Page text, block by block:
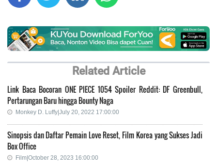
Related Article
Link Baca Bocoran ONE PIECE 1054 Spoiler Reddit: DF Greenbull,
Pertarungan Baru hingga Bounty Naga
Monkey D. Luffy|July 20, 2022 17:00:00
Sinopsis dan Daftar Pemain Love Reset, Film Korea yang Sukses Jadi
Box Office
Film|October 28, 2023 16:00:00